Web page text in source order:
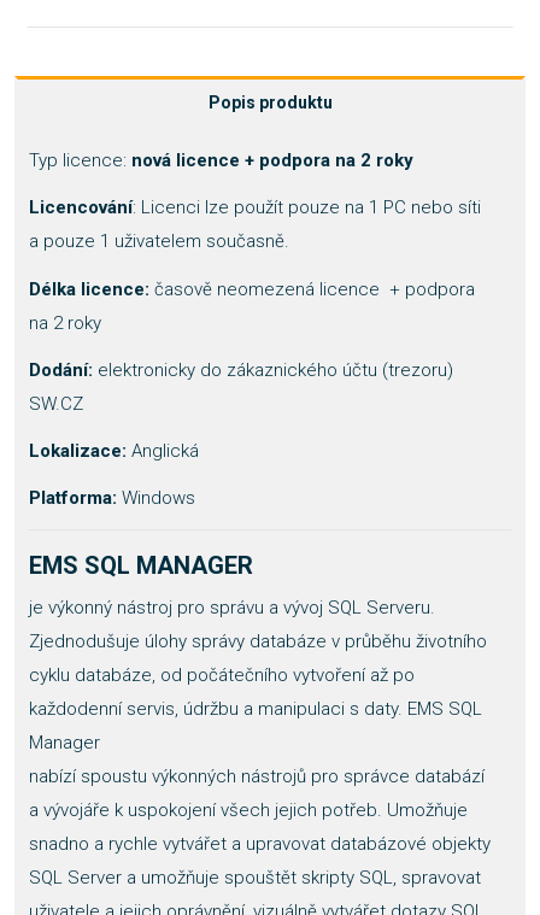
Popis produktu
Typ licence: nová licence + podpora na 2 roky
Licencování: Licenci lze použít pouze na 1 PC nebo síti
a pouze 1 uživatelem současně.
Délka licence: časově neomezená licence + podpora
na 2 roky
Dodání: elektronicky do zákaznického účtu (trezoru)
SW.CZ
Lokalizace: Anglická
Platforma: Windows
EMS SQL MANAGER
je výkonný nástroj pro správu a vývoj SQL Serveru.
Zjednodušuje úlohy správy databáze v průběhu životního
cyklu databáze, od počátečního vytvoření až po
každodenní servis, údržbu a manipulaci s daty. EMS SQL
Manager
nabízí spoustu výkonných nástrojů pro správce databází
a vývojáře k uspokojení všech jejich potřeb. Umožňuje
snadno a rychle vytvářet a upravovat databázové objekty
SQL Server a umožňuje spouštět skripty SQL, spravovat